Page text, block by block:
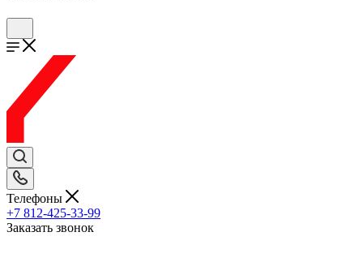
Телефоны
+7 812-425-33-99
Заказать звонок